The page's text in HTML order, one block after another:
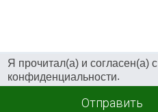
Я прочитал(а) и согласен(а) с
конфиденциальности.
Отправить